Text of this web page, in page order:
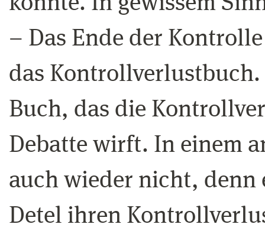
– Das Ende der
das Kontrollverlustbuch.
Buch, das die
Debatte wirft. In einem
auch wieder nicht, denn
Detel ihren